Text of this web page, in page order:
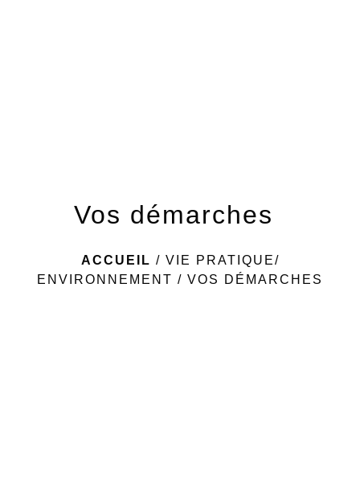
Vos démarches
ACCUEIL / VIE PRATIQUE/
ENVIRONNEMENT / VOS DÉMARCHES